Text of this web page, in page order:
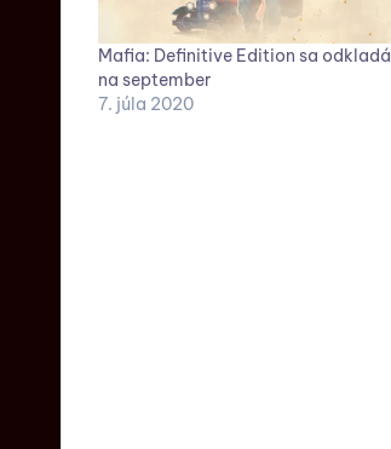
Mafia: Definitive Edition sa odkladá
na september
7. júla 2020